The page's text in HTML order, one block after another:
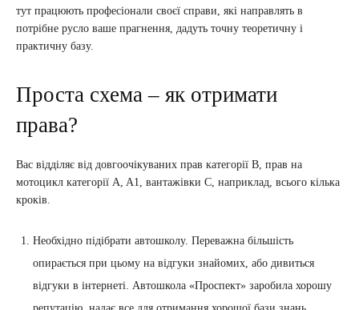
тут працюють професіонали своєї справи, які направлять в
потрібне русло ваше прагнення, дадуть точну теоретичну і
практичну базу.
Проста схема – як отримати
права?
Вас відділяє від довгоочікуваних прав категорії B, прав на
мотоцикл категорії A, A1, вантажівки C, наприклад, всього кілька
кроків.
Необхідно підібрати автошколу. Переважна більшість
опирається при цьому на відгуки знайомих, або дивиться
відгуки в інтернеті. Автошкола «Проспект» заробила хорошу